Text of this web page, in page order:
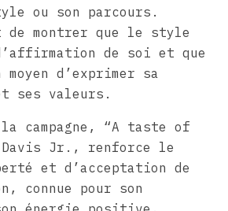
ou son parcours.
montrer que le style
de soi et que
d’exprimer sa
ses valeurs.
la campagne, “A taste of
Davis Jr., renforce le
et d’acceptation de
connue pour son